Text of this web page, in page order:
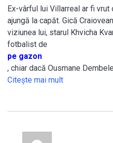
Ex-vârful lui Villarreal ar fi
ajungă la capăt. Gică
viziunea lui, starul Khvicha
fotbalist de
pe gazon
, chiar dacă Ousmane
Citeşte mai mult